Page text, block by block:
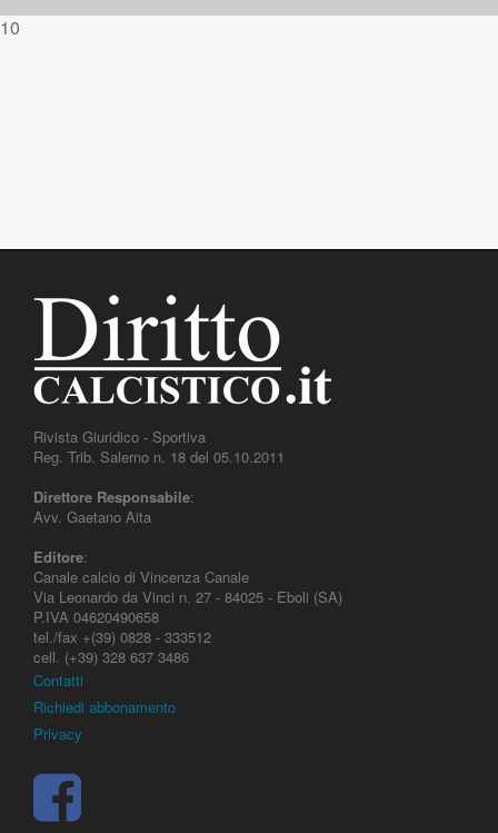
10
Rivista Giuridico - Sportiva
Reg. Trib. Salerno n. 18 del 05.10.2011
Direttore Responsabile:
Avv. Gaetano Aita
Editore:
Canale calcio di Vincenza Canale
Via Leonardo da Vinci n. 27 - 84025 - Eboli (SA)
P.IVA 04620490658
tel./fax +(39) 0828 - 333512
cell. (+39) 328 637 3486
Contatti
Richiedi abbonamento
Privacy